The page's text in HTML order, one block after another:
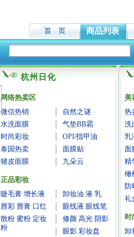
首 页 商品列表
杭州日化
网络热卖区
微信热销
自然之谜
水洗面膜
气垫BB霜
时尚彩妆
OPI/指甲油
泰国热卖
面膜贴
猪皮面膜
九朵云
正品彩妆
睫毛膏 增长液
卸妆油 液 乳
唇彩 唇膏 口红
眼线液 眼线笔
散粉 蜜粉 定妆
粉
修颜 高光 阴影
眼影 彩妆盘
美
热
洗
乳
面
精
橄
防
礼
时
卸